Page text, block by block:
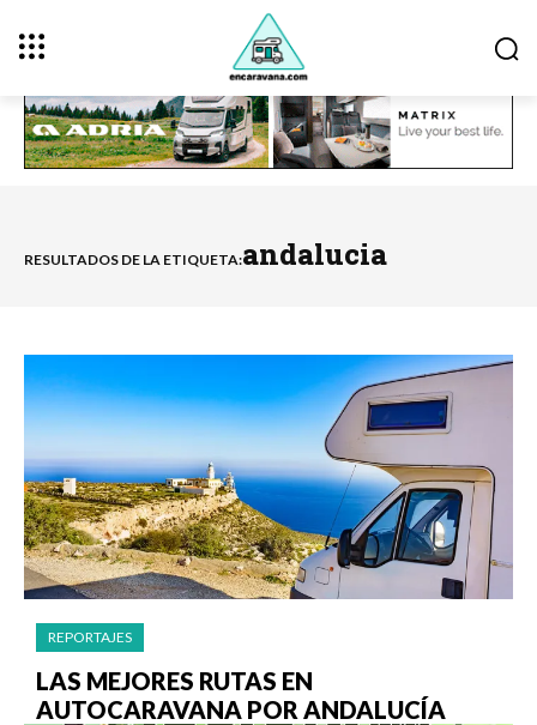
RESULTADOS DE LA ETIQUETA:andalucia
REPORTAJES
LAS MEJORES RUTAS EN
AUTOCARAVANA POR ANDALUCÍA